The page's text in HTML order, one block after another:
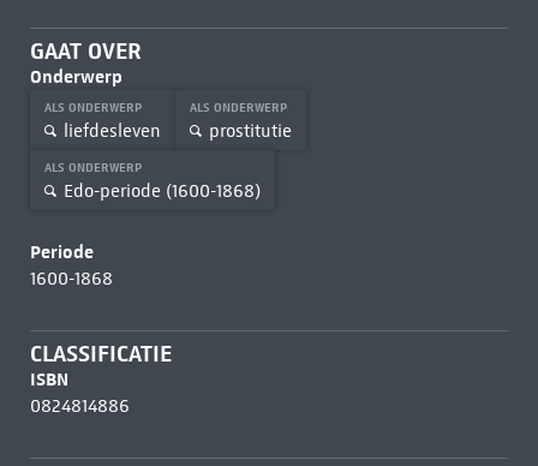
GAAT OVER
Onderwerp
ALS ONDERWERP
liefdesleven
ALS ONDERWERP
prostitutie
ALS ONDERWERP
Edo-periode (1600-1868)
Periode
1600-1868
CLASSIFICATIE
ISBN
0824814886